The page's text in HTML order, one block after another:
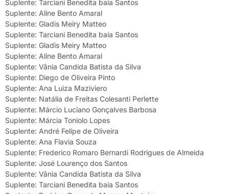
Suplente: Tarciani Benedita baia Santos
Suplente: Aline Bento Amaral
Suplente: Gladis Meiry Matteo
Suplente: Tarciani Benedita baia Santos
Suplente: Gladis Meiry Matteo
Suplente: Aline Bento Amaral
Suplente: Vânia Candida Batista da Silva
Suplente: Diego de Oliveira Pinto
Suplente: Ana Luiza Maziviero
Suplente: Natália de Freitas Colesanti Perlette
Suplente: Márcio Luciano Gonçalves Barbosa
Suplente: Márcia Toniolo Lopes
Suplente: André Felipe de Oliveira
Suplente: Ana Flavia Souza
Suplente: Frederico Romaro Bernardi Rodrigues de Almeida
Suplente: José Lourenço dos Santos
Suplente: Vânia Candida Batista da Silva
Suplente: Tarciani Benedita baia Santos